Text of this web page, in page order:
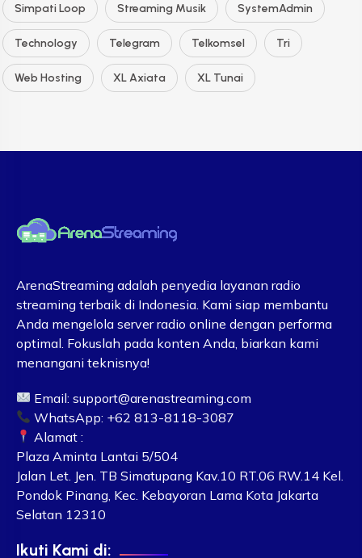
Simpati Loop Streaming Musik SystemAdmin
Technology Telegram Telkomsel Tri
Web Hosting XL Axiata XL Tunai
ArenaStreaming adalah penyedia layanan radio
streaming terbaik di Indonesia. Kami siap membantu
Anda mengelola server radio online dengan performa
optimal. Fokuslah pada konten Anda, biarkan kami
menangani teknisnya!
Email:support@arenastreaming.com
WhatsApp: +62 813-8118-3087
Alamat :
Plaza Aminta Lantai 5/504
Jalan Let. Jen. TB Simatupang Kav.10 RT.06 RW.14 Kel.
Pondok Pinang, Kec. Kebayoran Lama Kota Jakarta
Selatan 12310
Ikuti Kami di: